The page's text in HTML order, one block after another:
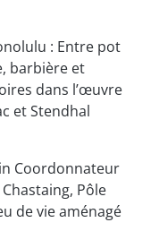
: Entre pot
barbière et
dans l’œuvre
et Stendhal
Coordonnateur
Pôle
de vie aménagé